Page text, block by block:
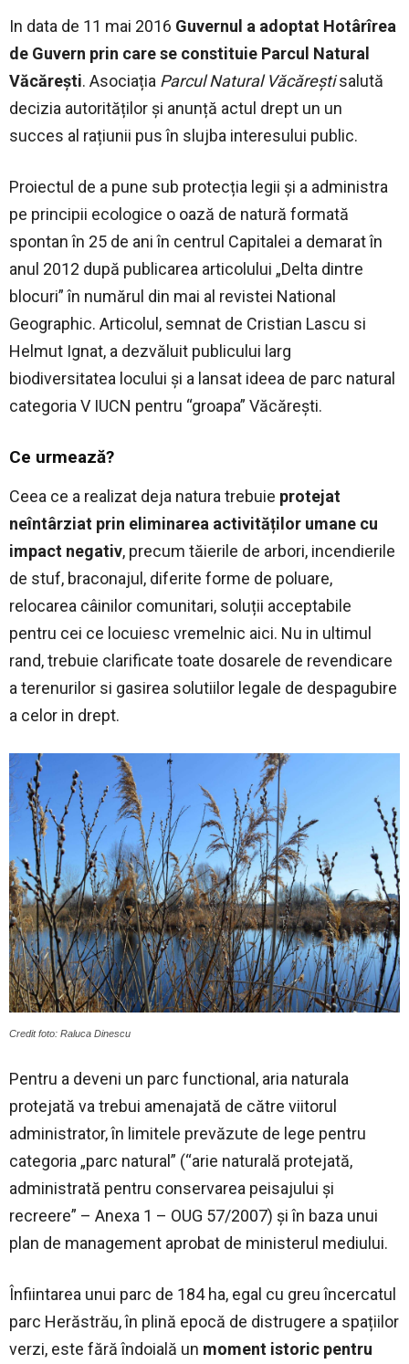
In data de 11 mai 2016 Guvernul a adoptat Hotârîrea
de Guvern prin care se constituie Parcul Natural
Văcărești. Asociația Parcul Natural Văcăreștisalută
decizia autorităților și anunță actul drept un un
succes al rațiunii pus în slujba interesului public.
Proiectul de a pune sub protecția legii și a administra
pe principii ecologice o oază de natură formată
spontan în 25 de ani în centrul Capitalei a demarat în
anul 2012 după publicarea articolului „Delta dintre
blocuri” în numărul din mai al revistei National
Geographic. Articolul, semnat de Cristian Lascu si
Helmut Ignat, a dezvăluit publicului larg
biodiversitatea locului și a lansat ideea de parc natural
categoria V IUCN pentru “groapa” Văcărești.
Ce urmează?
Ceea ce a realizat deja natura trebuie protejat
neîntârziat prin eliminarea activităților umane cu
impact negativ, precum tăierile de arbori, incendierile
de stuf, braconajul, diferite forme de poluare,
relocarea câinilor comunitari, soluții acceptabile
pentru cei ce locuiesc vremelnic aici. Nu in ultimul
rand, trebuie clarificate toate dosarele de revendicare
a terenurilor si gasirea solutiilor legale de despagubire
a celor in drept.
Credit foto: Raluca Dinescu
Pentru a deveni un parc functional, aria naturala
protejată va trebui amenajată de către viitorul
administrator, în limitele prevăzute de lege pentru
categoria „parc natural” (“arie naturală protejată,
administrată pentru conservarea peisajului și
recreere” – Anexa 1 – OUG 57/2007) și în baza unui
plan de management aprobat de ministerul mediului.
Înfiintarea unui parc de 184 ha, egal cu greu încercatul
parc Herăstrău, în plină epocă de distrugere a spațiilor
verzi, este fără îndoială un moment istoric pentru